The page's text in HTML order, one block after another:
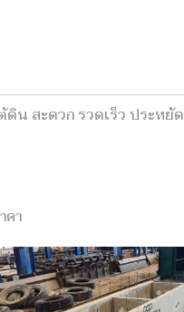
สะดวก รวดเร็ว ประหยัด
า